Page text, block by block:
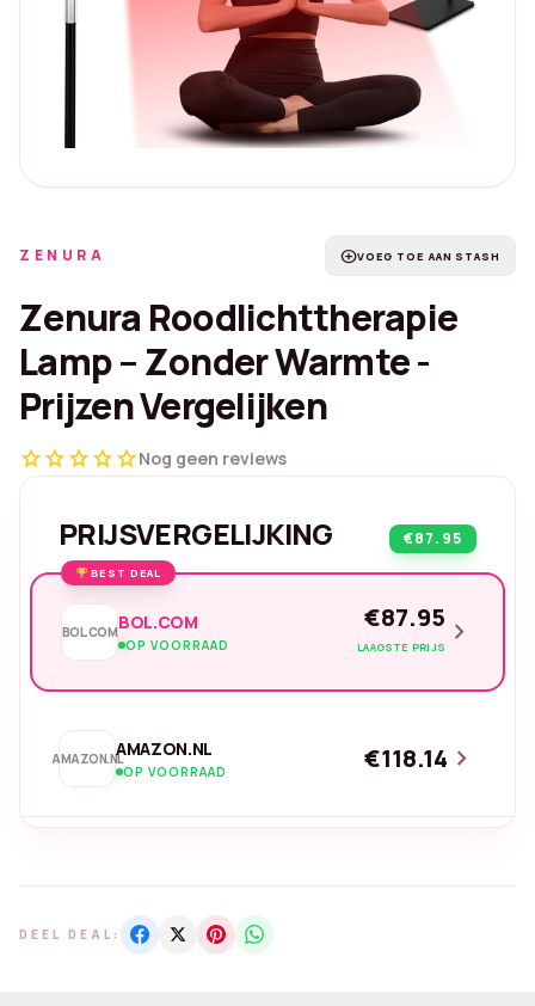
ZENURA add_circleVOEG TOE AAN STASH
Zenura Roodlichttherapie
Lamp – Zonder Warmte -
Prijzen Vergelijken
starstarstarstarstarNog geen reviews
PRIJSVERGELIJKING €87.95
BEST DEAL
BOL.COMBOL.COM
OP VOORRAAD
€87.95
LAAGSTE PRIJS chevron_right
AMAZON.NLAMAZON.NL
OP VOORRAAD €118.14 chevron_right
DEEL DEAL: